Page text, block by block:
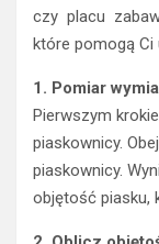
czy placu
które pomogą Ci
1. Pomiar
Pierwszym
piaskownicy.
piaskownicy.
objętość piasku,